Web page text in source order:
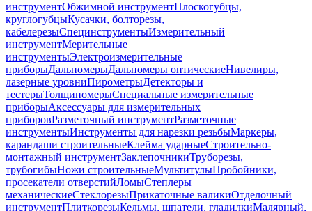
инструментОбжимной инструментПлоскогубцы,
круглогубцыКусачки, болторезы,
кабелерезыСпецинструментыИзмерительный
инструментМерительные
инструментыЭлектроизмерительные
приборыДальномерыДальномеры оптическиеНивелиры,
лазерные уровниПирометрыДетекторы и
тестерыТолщиномерыСпециальные измерительные
приборыАксессуары для измерительных
приборовРазметочный инструментРазметочные
инструментыИнструменты для нарезки резьбыМаркеры,
карандаши строительныеКлейма ударныеСтроительно-
монтажный инструментЗаклепочникиТруборезы,
трубогибыНожи строительныеМультитулыПробойники,
просекатели отверстийЛомыСтеплеры
механическиеСтеклорезыПрикаточные валикиОтделочный
инструментПлиткорезыКельмы, шпатели, гладилкиМалярный,